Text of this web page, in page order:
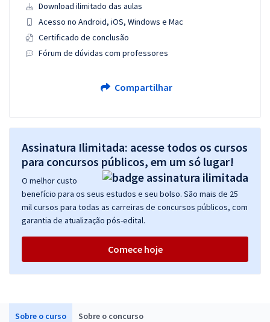
Sobre o curso Sobre o concurso
Download ilimitado das aulas
Acesso no Android, iOS, Windows e Mac
Certificado de conclusão
Fórum de dúvidas com professores
Compartilhar
Assinatura Ilimitada: acesse todos os cursos
para concursos públicos, em um só lugar!
O melhor custo
benefício para os seus estudos e seu bolso. São mais de 25
mil cursos para todas as carreiras de concursos públicos, com
garantia de atualização pós-edital.
Comece hoje